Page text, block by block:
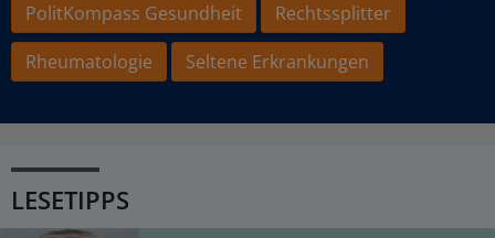
PolitKompass Gesundheit
Rechtssplitter
Rheumatologie
Seltene Erkrankungen
LESETIPPS